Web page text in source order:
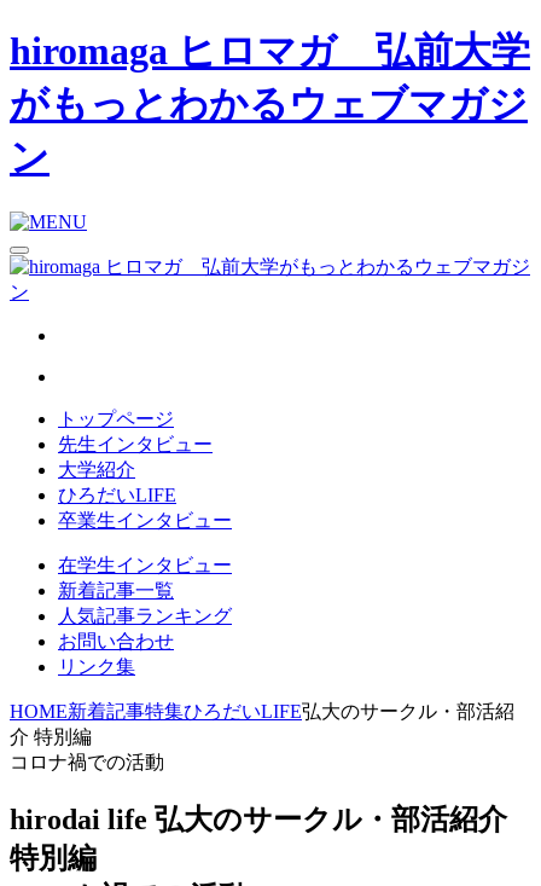
hiromaga ヒロマガ 弘前大学
がもっとわかるウェブマガジ
ン
トップページ
先生インタビュー
大学紹介
ひろだいLIFE
卒業生インタビュー
在学生インタビュー
新着記事一覧
人気記事ランキング
お問い合わせ
リンク集
HOME新着記事特集ひろだいLIFE弘大のサークル・部活紹
介 特別編
コロナ禍での活動
hirodai life 弘大のサークル・部活紹介
特別編